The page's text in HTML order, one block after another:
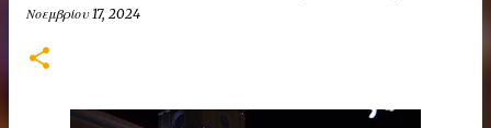
Νοεμβρίου 17, 2024